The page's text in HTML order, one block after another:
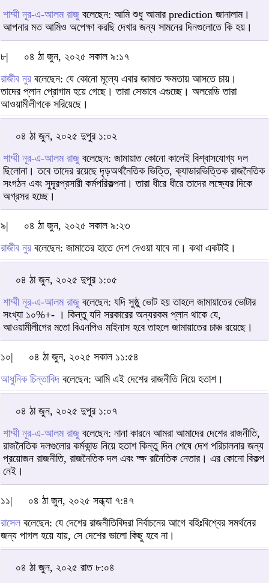
শাম্মী নূর-এ-আলম রাজু বলেছেন: আমি শুধু আমার prediction জানালাম।
আপনার মত আমিও অপেক্ষা করছি দেখার জন্য সামনের দিনগুলোতে কি হয়।
৮|
০৪ ঠা জুন, ২০২৫ সকাল ৯:১৭
রাজীব নুর বলেছেন: যে কোনো মূল্যে এবার জামাত ক্ষমতায় আসতে চায়।
তাদের প্লান প্রোগাম হয়ে গেছে। তারা সেভাবে এগুচ্ছে। অলরেডি তারা
আওয়ামীলীগকে সরিয়েছে।
০৪ ঠা জুন, ২০২৫ দুপুর ১:০২
শাম্মী নূর-এ-আলম রাজু বলেছেন: জামায়াত কোনো কালেই বিশ্বাসযোগ্য দল
ছিলোনা। তবে তাদের রয়েছে দৃড়অর্থনৈতিক ভিত্তি, ক্যাডারভিত্তিক রাজনৈতিক
সংগঠন এবং সুদূরপ্রসারী কর্মপরিকল্পনা। তারা ধীরে ধীরে তাদের লক্ষ্যের দিকে
অগ্রসর হচ্ছে।
৯|
০৪ ঠা জুন, ২০২৫ সকাল ৯:২৩
রাজীব নুর বলেছেন: জামাতের হাতে দেশ দেওয়া যাবে না। কথা একটাই।
০৪ ঠা জুন, ২০২৫ দুপুর ১:০৫
শাম্মী নূর-এ-আলম রাজু বলেছেন: যদি সুষ্ঠু ভোট হয় তাহলে জামায়াতের ভোটার
সংখ্যা ১০%+- । কিন্তু যদি সরকারের অন্যরকম প্লান থাকে যে,
আওয়ামীলীগের মতো বিএনপিও মাইনাস হবে তাহলে জামায়াতের চাঞ্চ রয়েছে।
১০|
০৪ ঠা জুন, ২০২৫ সকাল ১১:৫৪
আধুনিক চিন্তাবিদ বলেছেন: আমি এই দেশের রাজনীতি নিয়ে হতাশ।
০৪ ঠা জুন, ২০২৫ দুপুর ১:০৭
শাম্মী নূর-এ-আলম রাজু বলেছেন: নানা কারনে আমরা আমাদের দেশের রাজনীতি,
রাজনৈতিক দলগুলোর কর্মকান্ড নিয়ে হতাশ কিন্তু দিন শেষে দেশ পরিচালনার জন্য
প্রয়োজন রাজনীতি, রাজনৈতিক দল এবং দ্ক্ষ রানৈতিক নেতার। এর কোনো বিকল্প
নেই।
১১|
০৪ ঠা জুন, ২০২৫ সন্ধ্যা ৭:৪৭
রাসেল বলেছেন: যে দেশের রাজনীতিবিদরা নির্বাচনের আগে বহিঃবিশ্বের সমর্থনের
জন্য পাগল হয়ে যায়, সে দেশের ভালো কিছু হবে না।
০৪ ঠা জুন, ২০২৫ রাত ৮:০৪